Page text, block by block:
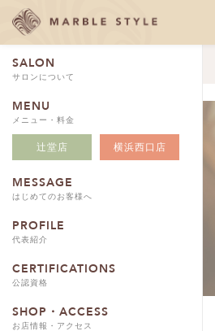
SALON
サロンについて
MENU
メニュー・料金
辻堂店 横浜西口店
MESSAGE
はじめてのお客様へ
PROFILE
代表紹介
CERTIFICATIONS
公認資格
SHOP・ACCESS
お店情報・アクセス